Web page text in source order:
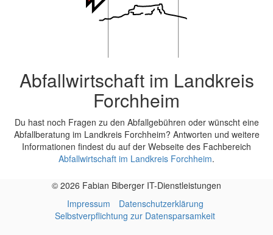
Abfallwirtschaft im Landkreis
Forchheim
Du hast noch Fragen zu den Abfallgebühren oder wünscht eine
Abfallberatung im Landkreis Forchheim? Antworten und weitere
Informationen findest du auf der Webseite des Fachbereich
Abfallwirtschaft im Landkreis Forchheim.
© 2026 Fabian Biberger IT-Dienstleistungen
Impressum
Datenschutzerklärung
Selbstverpflichtung zur Datensparsamkeit